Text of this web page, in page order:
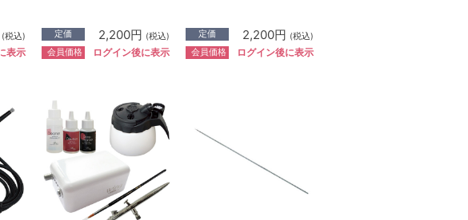
(税込)
表示
定価 2,200円 (税込)
会員価格 ログイン後に表示
定価 2,200円 (税込)
会員価格 ログイン後に表示